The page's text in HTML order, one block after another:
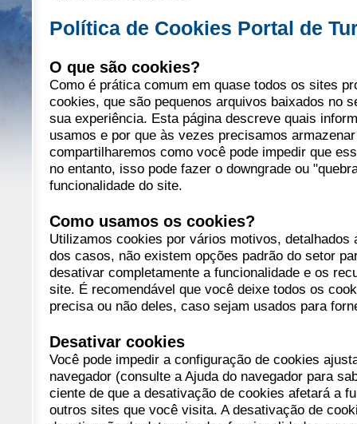
Política de Cookies Portal de
O que são cookies?
Como é prática comum em quase todos os sites
cookies, que são pequenos arquivos baixados no
sua experiência. Esta página descreve quais
usamos e por que às vezes precisamos
compartilharemos como você pode impedir que
no entanto, isso pode fazer o downgrade ou
funcionalidade do site.
Como usamos os cookies?
Utilizamos cookies por vários motivos, detalhados
dos casos, não existem opções padrão do setor
desativar completamente a funcionalidade e os
site. É recomendável que você deixe todos os
precisa ou não deles, caso sejam usados ​​para
Desativar cookies
Você pode impedir a configuração de cookies
navegador (consulte a Ajuda do navegador para
ciente de que a desativação de cookies afetará a
outros sites que você visita. A desativação de